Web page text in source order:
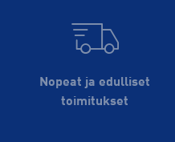
Nopeat ja edulliset
toimitukset